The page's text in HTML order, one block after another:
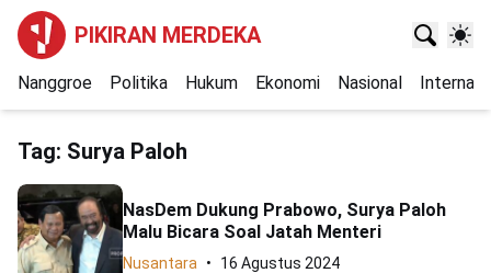
PIKIRAN MERDEKA
Nanggroe Politika Hukum Ekonomi Nasional
Tag: Surya Paloh
NasDem Dukung Prabowo, Surya Paloh
Malu Bicara Soal Jatah Menteri
Nusantara 16 Agustus 2024